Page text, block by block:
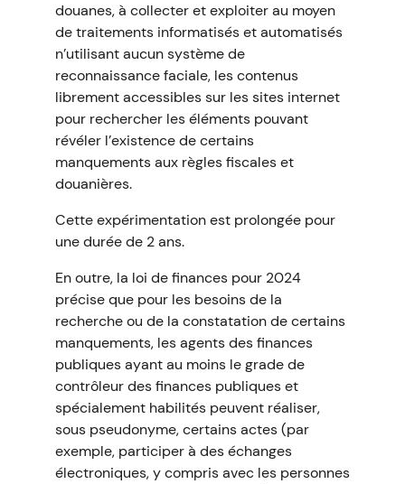
douanes, à collecter et exploiter au moyen
de traitements informatisés et automatisés
n’utilisant aucun système de
reconnaissance faciale, les contenus
librement accessibles sur les sites internet
pour rechercher les éléments pouvant
révéler l’existence de certains
manquements aux règles fiscales et
douanières.
Cette expérimentation est prolongée pour
une durée de 2 ans.
En outre, la loi de finances pour 2024
précise que pour les besoins de la
recherche ou de la constatation de certains
manquements, les agents des finances
publiques ayant au moins le grade de
contrôleur des finances publiques et
spécialement habilités peuvent réaliser,
sous pseudonyme, certains actes (par
exemple, participer à des échanges
électroniques, y compris avec les personnes